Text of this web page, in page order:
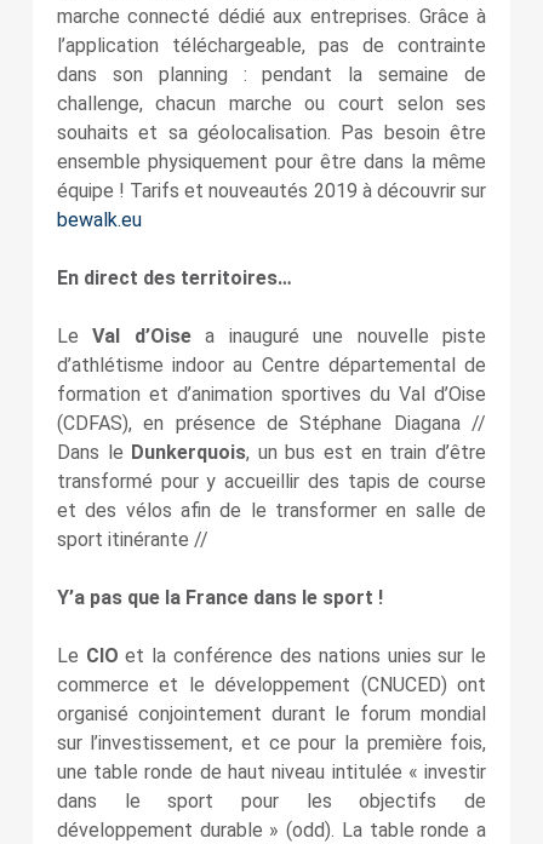
marche connecté dédié aux entreprises. Grâce à
l’application téléchargeable, pas de contrainte
dans son planning : pendant la semaine de
challenge, chacun marche ou court selon ses
souhaits et sa géolocalisation. Pas besoin être
ensemble physiquement pour être dans la même
équipe ! Tarifs et nouveautés 2019 à découvrir sur
bewalk.eu
En direct des territoires…
LeVal d’Oisea inauguré une nouvelle piste
d’athlétisme indoor au Centre départemental de
formation et d’animation sportives du Val d’Oise
(CDFAS), en présence de Stéphane Diagana //
Dans le Dunkerquois, un bus est en train d’être
transformé pour y accueillir des tapis de course
et des vélos afin de le transformer en salle de
sport itinérante //
Y’a pas que la France dans le sport !
Le CIO et la conférence des nations unies sur le
commerce et le développement (CNUCED) ont
organisé conjointement durant le forum mondial
sur l’investissement, et ce pour la première fois,
une table ronde de haut niveau intitulée « investir
dans le sport pour les objectifs de
développement durable » (odd). La table ronde a